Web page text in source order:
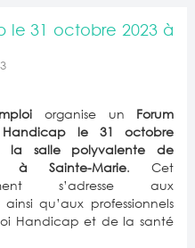
le 31 octobre 2023 à
organise un Forum
Handicap le 31 octobre
la salle polyvalente de
à Sainte-Marie. Cet
s’adresse aux
qu’aux professionnels
Handicap et de la santé